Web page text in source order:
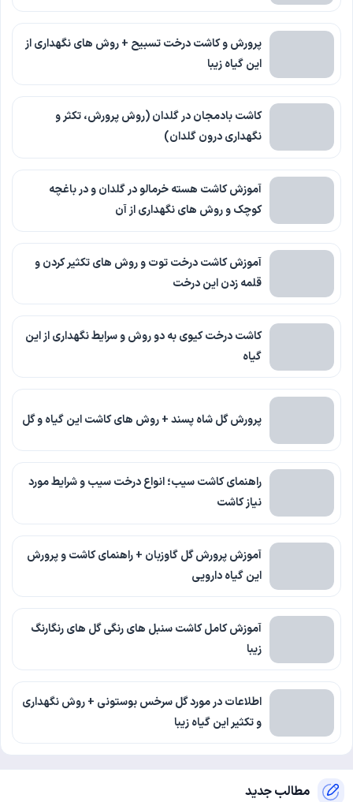
پرورش و کاشت درخت تسبیح + روش های نگهداری از
این گیاه زیبا
کاشت بادمجان در گلدان (روش پرورش، تکثر و
نگهداری درون گلدان)
آموزش کاشت هسته خرمالو در گلدان و در باغچه
کوچک و روش های نگهداری از آن
آموزش کاشت درخت توت و روش های تکثیر کردن و
قلمه زدن این درخت
کاشت درخت کیوی به دو روش و سرایط نگهداری از این
گیاه
پرورش گل شاه پسند + روش های کاشت این گیاه و گل
راهنمای کاشت سیب؛ انواع درخت سیب و شرایط مورد
نیاز کاشت
آموزش پرورش گل گاوزبان + راهنمای کاشت و پرورش
این گیاه دارویی
آموزش کامل کاشت سنبل های رنگی گل های رنگارنگ
زیبا
اطلاعات در مورد گل سرخس بوستونی + روش نگهداری
و تکثیر این گیاه زیبا
مطالب جدید